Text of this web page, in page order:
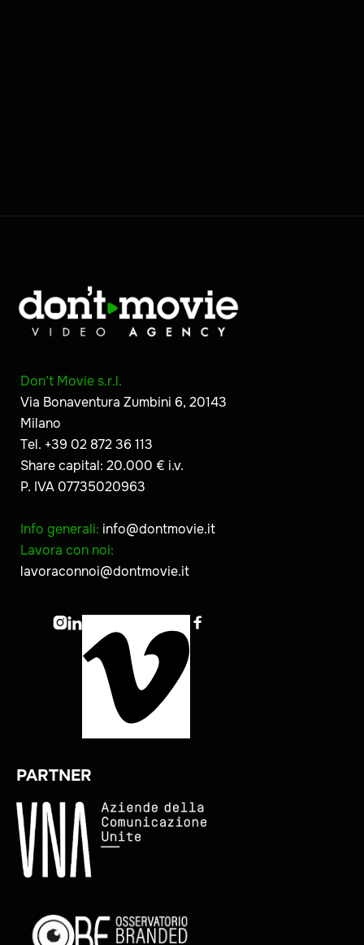
Don’t Movie s.r.l.
Via Bonaventura Zumbini 6, 20143
Milano
Tel. +39 02 872 36 113
Share capital: 20.000 € i.v.
P. IVA 07735020963
Info generali: info@dontmovie.it
Lavora con noi:
lavoraconnoi@dontmovie.it
 
PARTNER